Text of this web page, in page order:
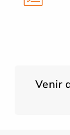
Venir